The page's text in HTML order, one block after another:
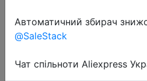
Bladed Ring
Black Silver Color
Rings for Man And
Автоматичний збирач
@SaleStack
Чат спільноти Aliexpress